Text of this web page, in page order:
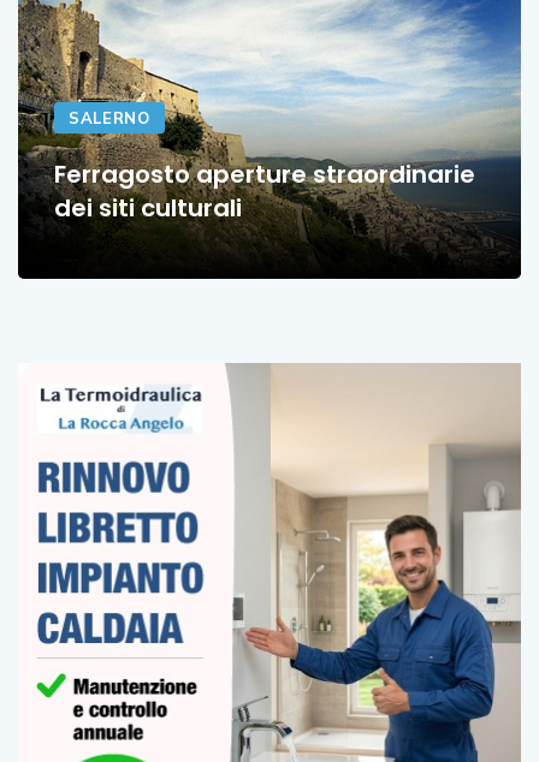
SALERNO
Ferragosto aperture straordinarie
dei siti culturali